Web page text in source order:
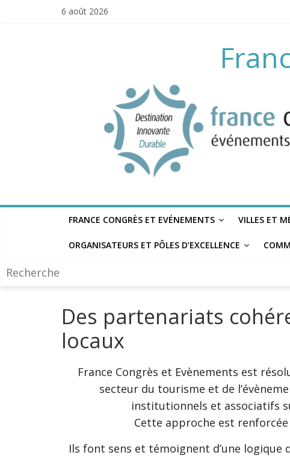
6 août 2026
FRANCE CONGRÈS ET EVÉNEMENTS VILLES ET
ORGANISATEURS ET PÔLES D’EXCELLENCE
Des partenariats
locaux
France Congrès et Evènements est
secteur du tourisme et de
institutionnels et associatifs
Cette approche est
Ils font sens et témoignent d’une